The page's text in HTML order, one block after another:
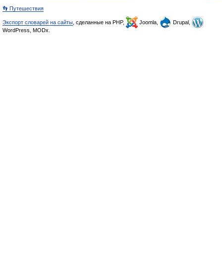
👣 Путешествия
Экспорт словарей на сайты , сделанные на PHP, Joomla,
Drupal,
WordPress, MODx.